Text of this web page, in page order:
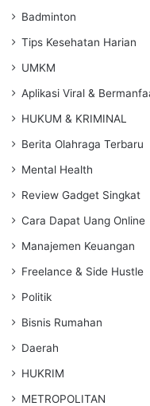
Badminton
Tips Kesehatan Harian
UMKM
Aplikasi Viral &
HUKUM & KRIMINAL
Berita Olahraga Terbaru
Mental Health
Review Gadget Singkat
Cara Dapat Uang Online
Manajemen Keuangan
Freelance & Side Hustle
Politik
Bisnis Rumahan
Daerah
HUKRIM
METROPOLITAN